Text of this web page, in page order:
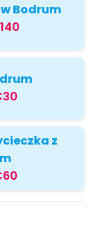
Bodrum
z